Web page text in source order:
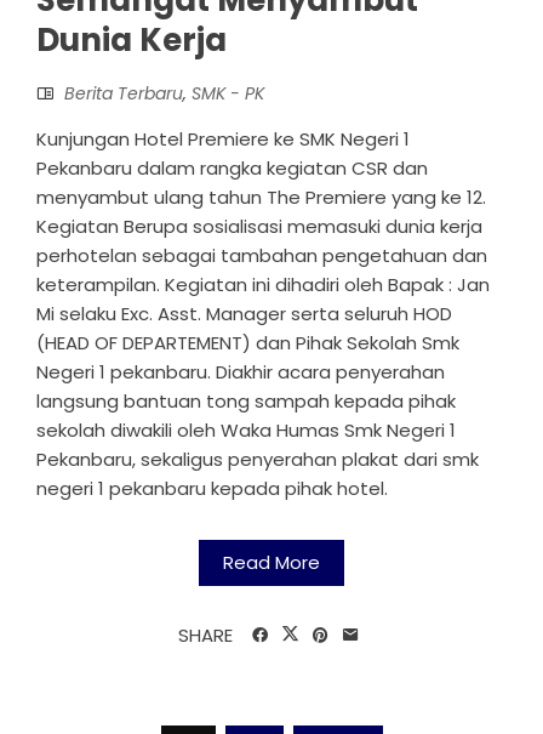
Dunia Kerja
Berita Terbaru, SMK - PK
Kunjungan Hotel Premiere ke SMK Negeri 1
Pekanbaru dalam rangka kegiatan CSR dan
menyambut ulang tahun The Premiere yang ke 12.
Kegiatan Berupa sosialisasi memasuki dunia kerja
perhotelan sebagai tambahan pengetahuan dan
keterampilan. Kegiatan ini dihadiri oleh Bapak : Jan
Mi selaku Exc. Asst. Manager serta seluruh HOD
(HEAD OF DEPARTEMENT) dan Pihak Sekolah Smk
Negeri 1 pekanbaru. Diakhir acara penyerahan
langsung bantuan tong sampah kepada pihak
sekolah diwakili oleh Waka Humas Smk Negeri 1
Pekanbaru, sekaligus penyerahan plakat dari smk
negeri 1 pekanbaru kepada pihak hotel.
Read More
SHARE